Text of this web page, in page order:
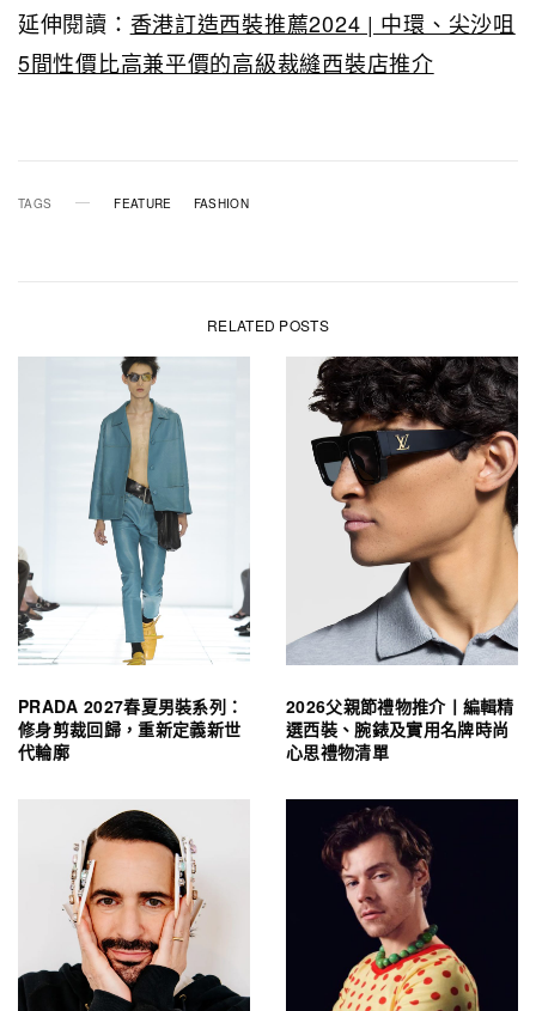
延伸閱讀： 香港訂造西裝推薦2024 | 中環、尖沙咀
5間性價比高兼平價的高級裁縫西裝店推介
TAGS FEATURE FASHION
RELATED POSTS
PRADA 2027春夏男裝系列：
修身剪裁回歸，重新定義新世
代輪廓
2026父親節禮物推介丨編輯精
選西裝、腕錶及實用名牌時尚
心思禮物清單